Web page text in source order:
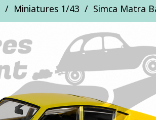
Miniatures 1/43 Simca Matra